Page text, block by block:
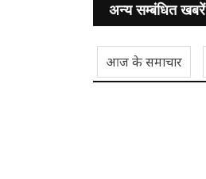
अन्य सम्बंधित खबरें
आज के समाचार